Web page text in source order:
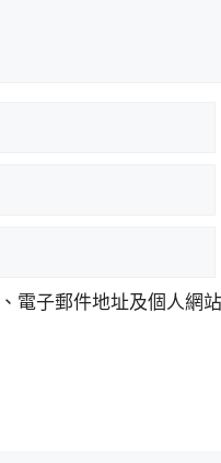
電子郵件地址及個人網